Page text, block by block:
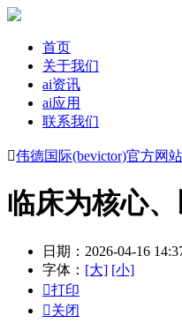
首页
关于我们
ai资讯
ai应用
联系我们
伟德国际(bevictor)官方网站
临床为核心
日期：2026-04-16
字体： [大] [小]
打印
关闭